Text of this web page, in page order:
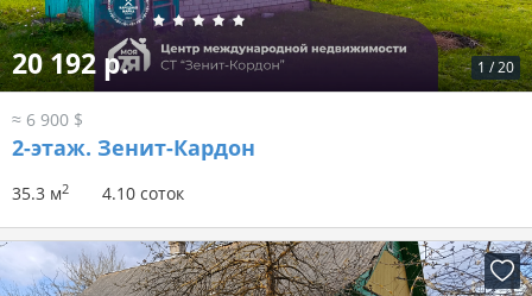
1 /20
20 192 р.
≈ 6 900 $
2-этаж. Зенит-Кардон
35.3 м2 4.10 соток